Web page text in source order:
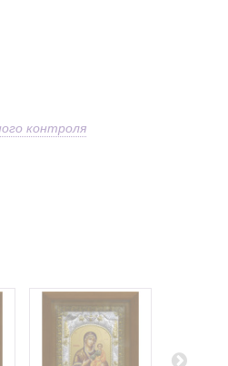
контроля